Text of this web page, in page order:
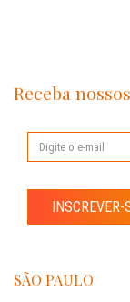
Receba
INSCREVER-
SÃO PAULO